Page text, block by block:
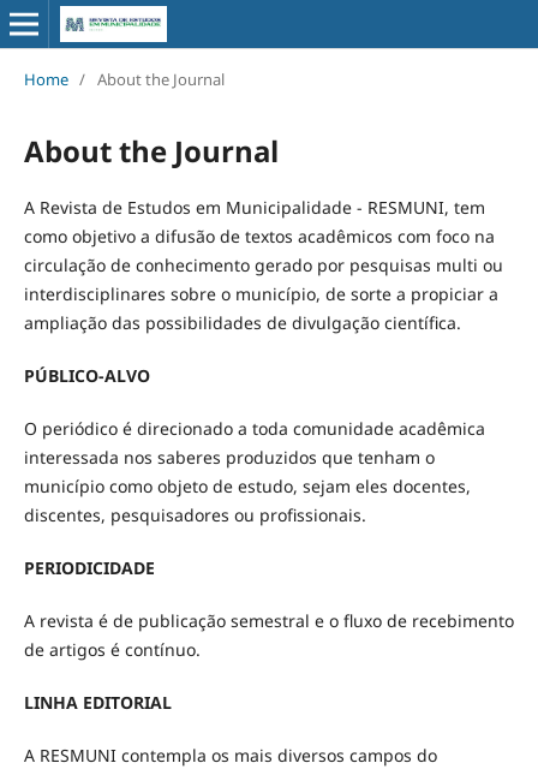
Home / About the Journal
About the Journal
A Revista de Estudos em Municipalidade - RESMUNI, tem
como objetivo a difusão de textos acadêmicos com foco na
circulação de conhecimento gerado por pesquisas multi ou
interdisciplinares sobre o município, de sorte a propiciar a
ampliação das possibilidades de divulgação científica.
PÚBLICO-ALVO
O periódico é direcionado a toda comunidade acadêmica
interessada nos saberes produzidos que tenham o
município como objeto de estudo, sejam eles docentes,
discentes, pesquisadores ou profissionais.
PERIODICIDADE
A revista é de publicação semestral e o fluxo de recebimento
de artigos é contínuo.
LINHA EDITORIAL
A RESMUNI contempla os mais diversos campos do